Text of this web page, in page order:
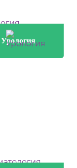
Урология